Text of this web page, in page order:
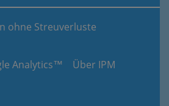
ohne Streuverluste
Analytics™ Über IPM